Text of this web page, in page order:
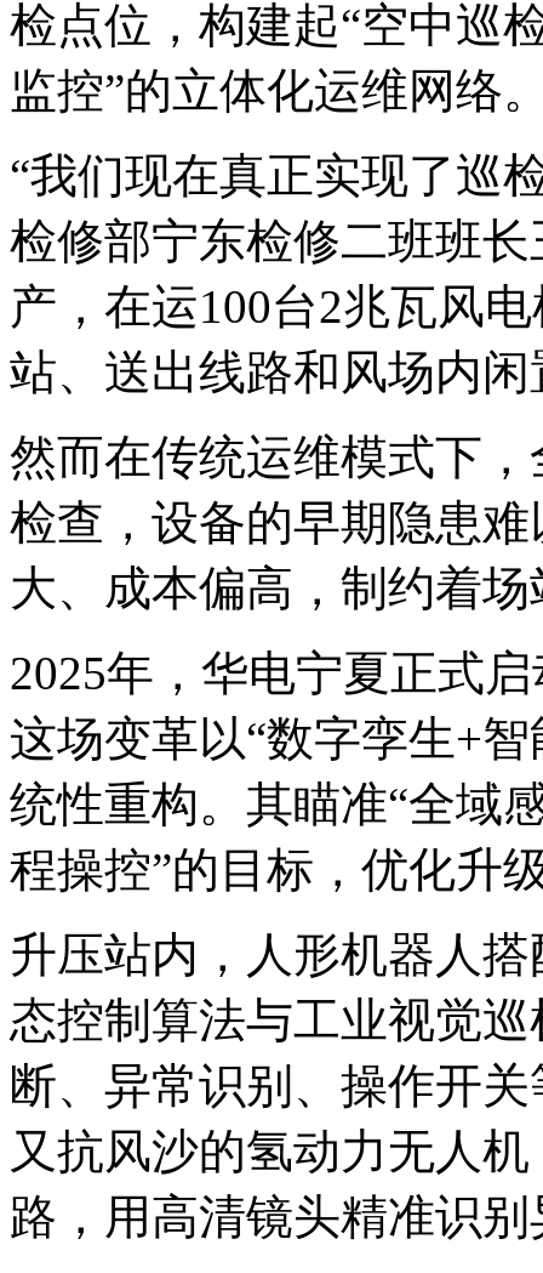
检点位，构建起“空中巡
监控”的立体化运维网络
“我们现在真正实现了巡
检修部宁东检修二班班
产，在运100台2兆瓦风
站、送出线路和风场内
然而在传统运维模式下
检查，设备的早期隐患
大、成本偏高，制约着
2025年，华电宁夏正式
这场变革以“数字孪生+
统性重构。其瞄准“全域
程操控”的目标，优化升
升压站内，人形机器人
态控制算法与工业视觉
断、异常识别、操作开
又抗风沙的氢动力无人
路，用高清镜头精准识